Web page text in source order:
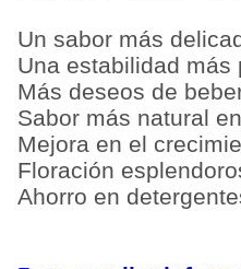
Un sabor más
Una estabilidad más
Más deseos de
Sabor más natural
Mejora en el
Floración
Ahorro en